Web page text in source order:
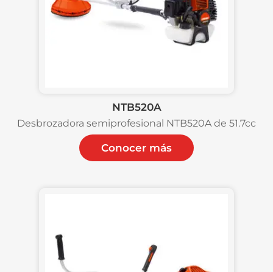
NTB520A
Desbrozadora semiprofesional NTB520A de 51.7cc
Conocer más